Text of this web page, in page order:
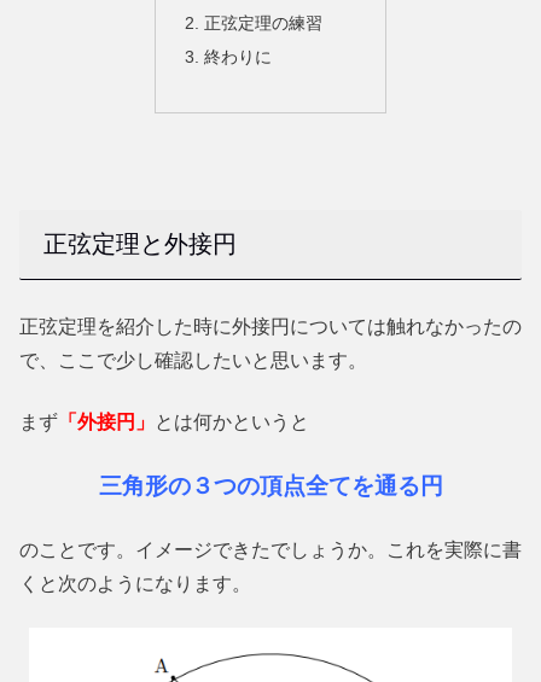
正弦定理の練習
終わりに
正弦定理と外接円
正弦定理を紹介した時に外接円については触れなかったの
で、ここで少し確認したいと思います。
まず 「外接円」 とは何かというと
三角形の３つの頂点全てを通る円
のことです。イメージできたでしょうか。これを実際に書
くと次のようになります。